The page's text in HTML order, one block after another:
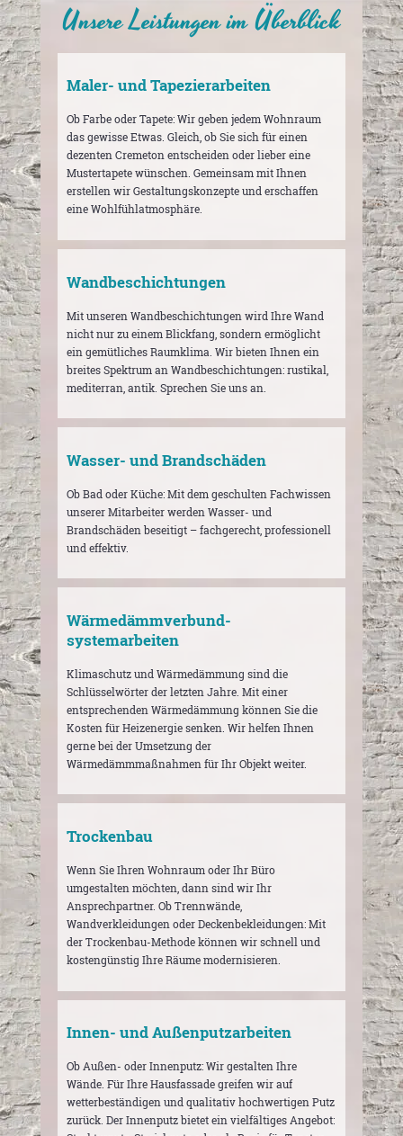
Unsere Leistungen im Überblick
Maler- und Tapezierarbeiten
Ob Farbe oder Tapete: Wir geben jedem Wohnraum
das gewisse Etwas. Gleich, ob Sie sich für einen
dezenten Cremeton entscheiden oder lieber eine
Mustertapete wünschen. Gemeinsam mit Ihnen
erstellen wir Gestaltungskonzepte und erschaffen
eine Wohlfühlatmosphäre.
Wandbeschichtungen
Mit unseren Wandbeschichtungen wird Ihre Wand
nicht nur zu einem Blickfang, sondern ermöglicht
ein gemütliches Raumklima. Wir bieten Ihnen ein
breites Spektrum an Wandbeschichtungen: rustikal,
mediterran, antik. Sprechen Sie uns an.
Wasser- und Brandschäden
Ob Bad oder Küche: Mit dem geschulten Fachwissen
unserer Mitarbeiter werden Wasser- und
Brandschäden beseitigt – fachgerecht, professionell
und effektiv.
Wärmedämmverbund­
systemarbeiten
Klimaschutz und Wärmedämmung sind die
Schlüsselwörter der letzten Jahre. Mit einer
entsprechenden Wärmedämmung können Sie die
Kosten für Heizenergie senken. Wir helfen Ihnen
gerne bei der Umsetzung der
Wärmedämmmaßnahmen für Ihr Objekt weiter.
Trockenbau
Wenn Sie Ihren Wohnraum oder Ihr Büro
umgestalten möchten, dann sind wir Ihr
Ansprechpartner. Ob Trennwände,
Wandverkleidungen oder Deckenbekleidungen: Mit
der Trockenbau-Methode können wir schnell und
kostengünstig Ihre Räume modernisieren.
Innen- und Außenputzarbeiten
Ob Außen- oder Innenputz: Wir gestalten Ihre
Wände. Für Ihre Hausfassade greifen wir auf
wetterbeständigen und qualitativ hochwertigen Putz
zurück. Der Innenputz bietet ein vielfältiges Angebot: